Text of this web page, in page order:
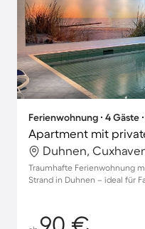
Ferienwohnung ∙ 4 Gäste
Apartment mit
Duhnen,
Traumhafte Ferienwohnung
Strand in Duhnen – ideal für